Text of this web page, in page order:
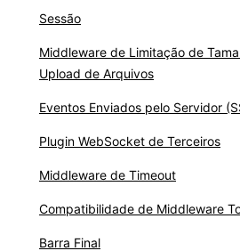
Sessão
Middleware de Limitação de
Upload de Arquivos
Eventos Enviados pelo Servidor
Plugin WebSocket de Terceiros
Middleware de Timeout
Compatibilidade de Middleware
Barra Final